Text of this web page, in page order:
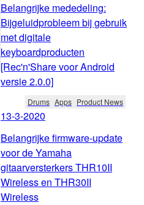
Belangrijke mededeling:
Bijgeluidprobleem bij gebruik
met digitale
keyboardproducten
[Rec'n'Share voor Android
versie 2.0.0]
Drums Apps Product News
13-3-2020
Belangrijke firmware-update
voor de Yamaha
gitaarversterkers THR10II
Wireless en THR30II
Wireless